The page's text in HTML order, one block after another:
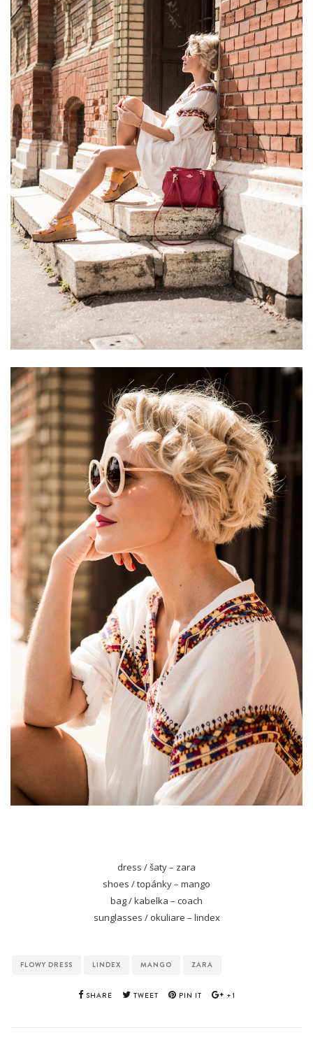
dress / šaty – zara
shoes / topánky – mango
bag / kabelka – coach
sunglasses / okuliare – lindex
FLOWY DRESS LINDEX MANGO ZARA
SHARE TWEET PIN IT +1